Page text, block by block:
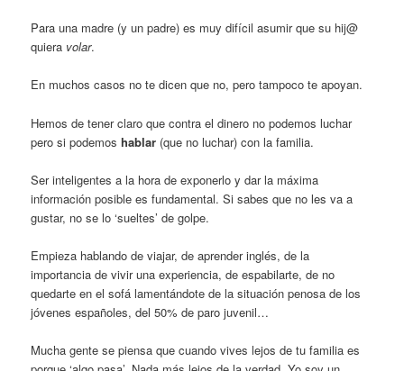
Para una madre (y un padre) es muy difícil asumir que su hij@
quiera volar.
En muchos casos no te dicen que no, pero tampoco te apoyan.
Hemos de tener claro que contra el dinero no podemos luchar
pero si podemoshablar (que no luchar) con la familia.
Ser inteligentes a la hora de exponerlo y dar la máxima
información posible es fundamental. Si sabes que no les va a
gustar, no se lo ‘sueltes’ de golpe.
Empieza hablando de viajar, de aprender inglés, de la
importancia de vivir una experiencia, de espabilarte, de no
quedarte en el sofá lamentándote de la situación penosa de los
jóvenes españoles, del 50% de paro juvenil…
Mucha gente se piensa que cuando vives lejos de tu familia es